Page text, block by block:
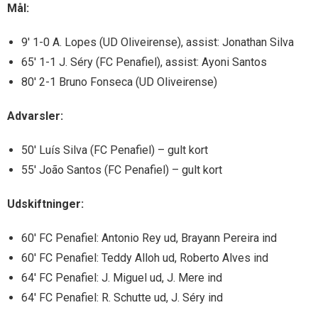
Mål:
9′ 1-0 A. Lopes (UD Oliveirense), assist: Jonathan Silva
65′ 1-1 J. Séry (FC Penafiel), assist: Ayoni Santos
80′ 2-1 Bruno Fonseca (UD Oliveirense)
Advarsler:
50′ Luís Silva (FC Penafiel) – gult kort
55′ João Santos (FC Penafiel) – gult kort
Udskiftninger:
60′ FC Penafiel: Antonio Rey ud, Brayann Pereira ind
60′ FC Penafiel: Teddy Alloh ud, Roberto Alves ind
64′ FC Penafiel: J. Miguel ud, J. Mere ind
64′ FC Penafiel: R. Schutte ud, J. Séry ind